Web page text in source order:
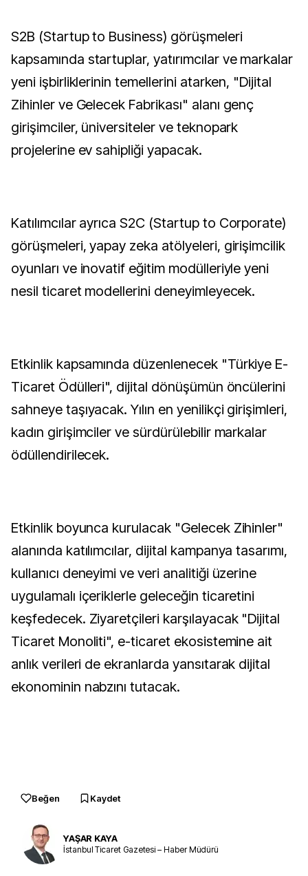
S2B (Startup to Business) görüşmeleri
kapsamında startuplar, yatırımcılar ve markalar
yeni işbirliklerinin temellerini atarken, "Dijital
Zihinler ve Gelecek Fabrikası" alanı genç
girişimciler, üniversiteler ve teknopark
projelerine ev sahipliği yapacak.
Katılımcılar ayrıca S2C (Startup to Corporate)
görüşmeleri, yapay zeka atölyeleri, girişimcilik
oyunları ve inovatif eğitim modülleriyle yeni
nesil ticaret modellerini deneyimleyecek.
Etkinlik kapsamında düzenlenecek "Türkiye E-
Ticaret Ödülleri", dijital dönüşümün öncülerini
sahneye taşıyacak. Yılın en yenilikçi girişimleri,
kadın girişimciler ve sürdürülebilir markalar
ödüllendirilecek.
Etkinlik boyunca kurulacak "Gelecek Zihinler"
alanında katılımcılar, dijital kampanya tasarımı,
kullanıcı deneyimi ve veri analitiği üzerine
uygulamalı içeriklerle geleceğin ticaretini
keşfedecek. Ziyaretçileri karşılayacak "Dijital
Ticaret Monoliti", e-ticaret ekosistemine ait
anlık verileri de ekranlarda yansıtarak dijital
ekonominin nabzını tutacak.
Beğen Kaydet
YAŞAR KAYA
İstanbul Ticaret Gazetesi – Haber Müdürü